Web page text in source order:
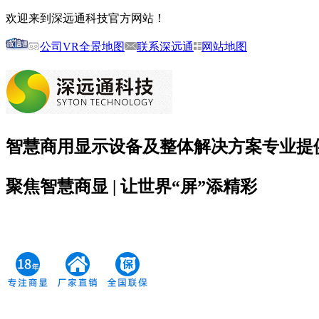
欢迎来到深远通科技官方网站！
公司VR全景地图 联系深远通 网站地图
智慧商用显示设备及整体解决方案专业提
聚焦智慧商显 | 让世界“屏”添精彩